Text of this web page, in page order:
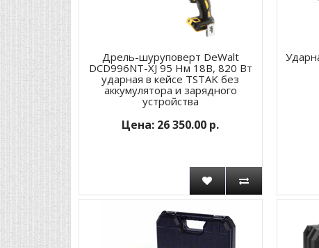
Дрель-шуруповерт DeWalt
DCD996NT-XJ 95 Нм 18В, 820 Вт
ударная в кейсе TSTAK без
аккумулятора и зарядного
устройства
26 350.00 р.